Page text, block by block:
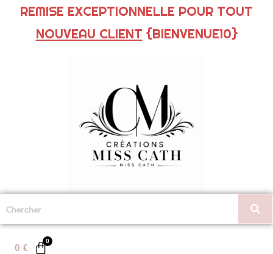
REMISE EXCEPTIONNELLE POUR TOUT
NOUVEAU CLIENT {BIENVENUE10}
0 €